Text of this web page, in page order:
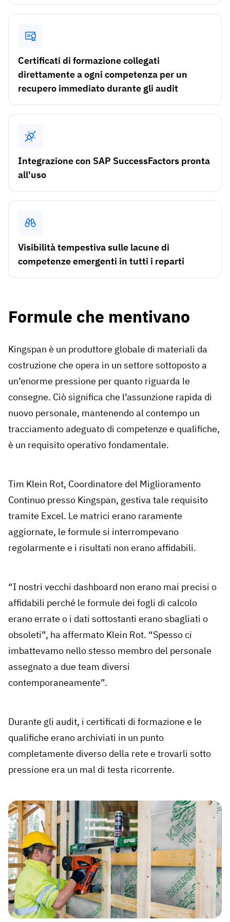
Dashboard di conformità
Previsioni e tendenze
Vista
19 marzo 2026
Smetti di rincorrere, inizia ad automatizzare
con AG5 Workflows
Certificati di formazione collegati
direttamente a ogni competenza per un
recupero immediato durante gli audit
Integrazione con SAP SuccessFactors pronta
all'uso
Visibilità tempestiva sulle lacune di
competenze emergenti in tutti i reparti
Formule che mentivano
Kingspan è un produttore globale di materiali da
costruzione che opera in un settore sottoposto a
un’enorme pressione per quanto riguarda le
consegne. Ciò significa che l’assunzione rapida di
nuovo personale, mantenendo al contempo un
tracciamento adeguato di competenze e qualifiche,
è un requisito operativo fondamentale.
Tim Klein Rot, Coordinatore del Miglioramento
Continuo presso Kingspan, gestiva tale requisito
tramite Excel. Le matrici erano raramente
aggiornate, le formule si interrompevano
regolarmente e i risultati non erano affidabili.
“I nostri vecchi dashboard non erano mai precisi o
affidabili perché le formule dei fogli di calcolo
erano errate o i dati sottostanti erano sbagliati o
obsoleti”, ha affermato Klein Rot. “Spesso ci
imbattevamo nello stesso membro del personale
assegnato a due team diversi
contemporaneamente”.
Durante gli audit, i certificati di formazione e le
qualifiche erano archiviati in un punto
completamente diverso della rete e trovarli sotto
pressione era un mal di testa ricorrente.